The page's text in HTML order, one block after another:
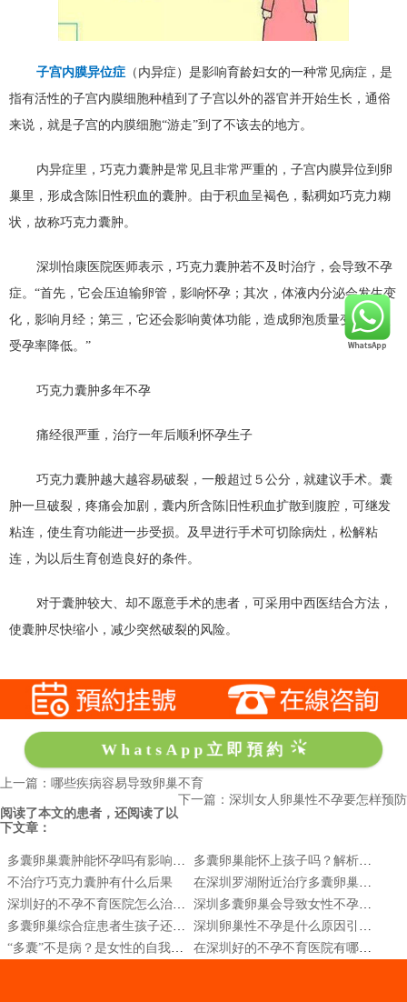
子宫内膜异位症 （内异症）是影响育龄妇女的一种常见病症，是
指有活性的子宫内膜细胞种植到了子宫以外的器官并开始生长，通俗
来说，就是子宫的内膜细胞“游走”到了不该去的地方。
内异症里，巧克力囊肿是常见且非常严重的，子宫内膜异位到卵
巢里，形成含陈旧性积血的囊肿。由于积血呈褐色，黏稠如巧克力糊
状，故称巧克力囊肿。
深圳怡康医院医师表示，巧克力囊肿若不及时治疗，会导致不孕
症。“首先，它会压迫输卵管，影响怀孕；其次，体液内分泌会发生变
化，影响月经；第三，它还会影响黄体功能，造成卵泡质量变差，使
受孕率降低。”
巧克力囊肿多年不孕
痛经很严重，治疗一年后顺利怀孕生子
巧克力囊肿越大越容易破裂，一般超过５公分，就建议手术。囊
肿一旦破裂，疼痛会加剧，囊内所含陈旧性积血扩散到腹腔，可继发
粘连，使生育功能进一步受损。及早进行手术可切除病灶，松解粘
连，为以后生育创造良好的条件。
对于囊肿较大、却不愿意手术的患者，可采用中西医结合方法，
使囊肿尽快缩小，减少突然破裂的风险。
WhatsApp立即預約
上一篇：哪些疾病容易导致卵巢不育
下一篇：深圳女人卵巢性不孕要怎样预防
阅读了本文的患者，还阅读了以
下文章：
多囊卵巢囊肿能怀孕吗有影响吗|卵巢多囊性卵巢囊肿综合症怎么调理
多囊卵巢能怀上孩子吗？解析多囊卵巢综合症与生育力
不治疗巧克力囊肿有什么后果
在深圳罗湖附近治疗多囊卵巢贵吗
深圳好的不孕不育医院怎么治输卵管堵塞的深圳
深圳多囊卵巢会导致女性不孕吗？
多囊卵巢综合症患者生孩子还有可能吗
深圳卵巢性不孕是什么原因引起的呢?
“多囊”不是病？是女性的自我保护机制？尊嘟假嘟？
在深圳好的不孕不育医院有哪些推荐